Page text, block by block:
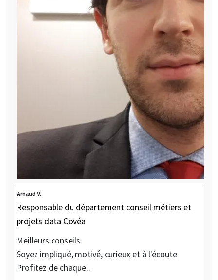
Arnaud V.
Responsable du département conseil métiers et
projets data Covéa
Meilleurs conseils
Soyez impliqué, motivé, curieux et à l'écoute
Profitez de chaque...